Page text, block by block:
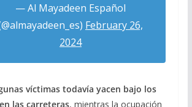
— Al Mayadeen Español
February 26,
2024
víctimas todavía yacen bajo los
las carreteras, mientras la ocupación